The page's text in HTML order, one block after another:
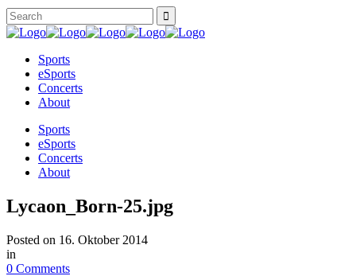
Sports
eSports
Concerts
About
Sports
eSports
Concerts
About
Lycaon_Born-25.jpg
Posted on 16. Oktober 2014
in
0 Comments